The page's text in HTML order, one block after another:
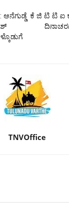
ಕೆ ಜಿ ಟಿ ಟಿ ಐ
TNVOffice